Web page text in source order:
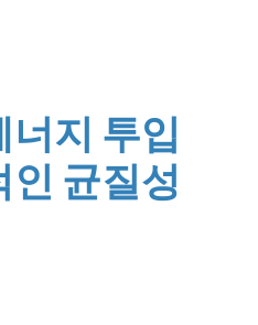
지 투입
균질성